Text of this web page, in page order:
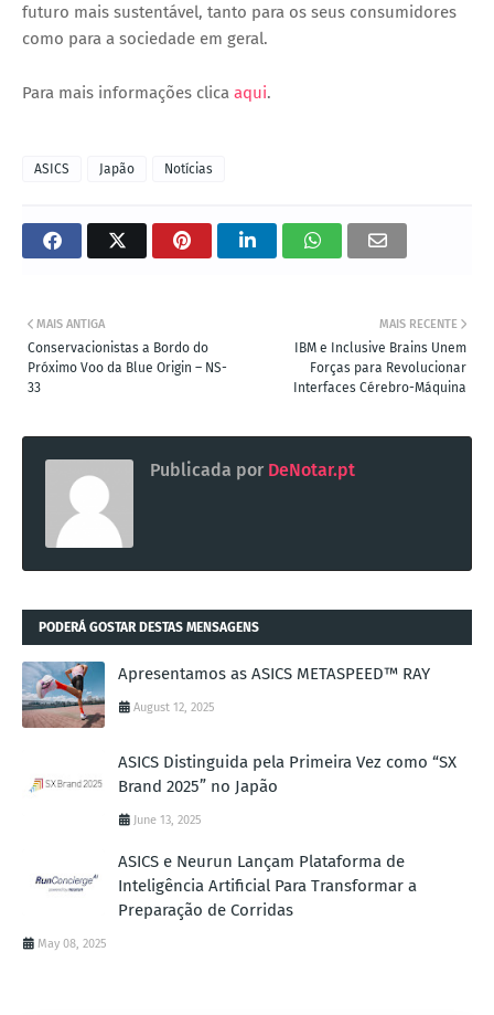
futuro mais sustentável, tanto para os seus consumidores
como para a sociedade em geral.
Para mais informações clica aqui.
ASICS Japão Notícias
MAIS RECENTE
IBM e Inclusive Brains Unem
Forças para Revolucionar
Interfaces Cérebro-Máquina
MAIS ANTIGA
Conservacionistas a Bordo do
Próximo Voo da Blue Origin – NS-
33
Publicada por DeNotar.pt
PODERÁ GOSTAR DESTAS MENSAGENS
Apresentamos as ASICS METASPEED™ RAY
August 12, 2025
ASICS Distinguida pela Primeira Vez como “SX
Brand 2025” no Japão
June 13, 2025
ASICS e Neurun Lançam Plataforma de
Inteligência Artificial Para Transformar a
Preparação de Corridas
May 08, 2025